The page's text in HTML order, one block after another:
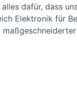
dafür, dass
Elektronik für